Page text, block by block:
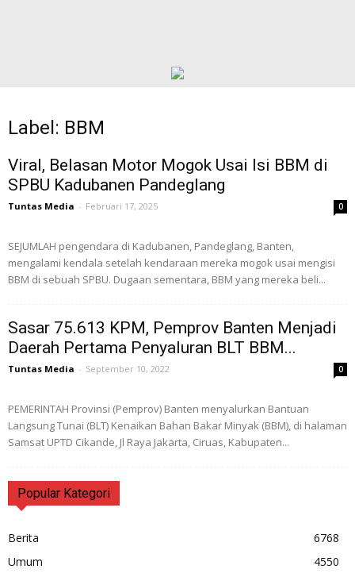
Label: BBM
Viral, Belasan Motor Mogok Usai Isi BBM di
SPBU Kadubanen Pandeglang
Tuntas Media - Februari 17, 2025 0
SEJUMLAH pengendara di Kadubanen, Pandeglang, Banten,
mengalami kendala setelah kendaraan mereka mogok usai mengisi
BBM di sebuah SPBU. Dugaan sementara, BBM yang mereka beli...
Sasar 75.613 KPM, Pemprov Banten Menjadi
Daerah Pertama Penyaluran BLT BBM...
Tuntas Media - September 10, 2022 0
PEMERINTAH Provinsi (Pemprov) Banten menyalurkan Bantuan
Langsung Tunai (BLT) Kenaikan Bahan Bakar Minyak (BBM), di halaman
Samsat UPTD Cikande, Jl Raya Jakarta, Ciruas, Kabupaten...
Popular Kategori
Berita
6768
Umum
4550